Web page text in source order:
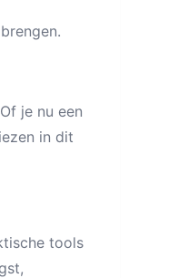
je nu een
in dit
tools